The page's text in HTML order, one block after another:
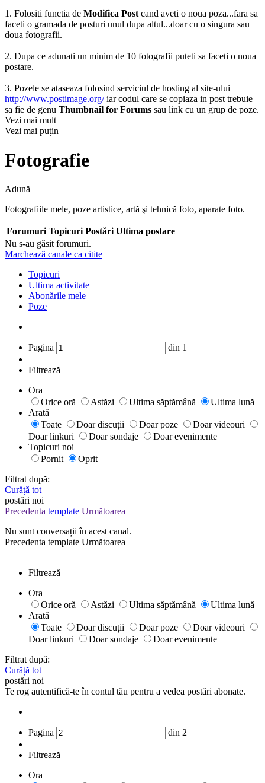
1. Folositi functia de Modifica Post cand aveti o noua poza...fara sa
faceti o gramada de posturi unul dupa altul...doar cu o singura sau
doua fotografii.
2. Dupa ce adunati un minim de 10 fotografii puteti sa faceti o noua
postare.
3. Pozele se ataseaza folosind serviciul de hosting al site-ului
http://www.postimage.org/iar codul care se copiaza in post trebuie
sa fie de genu Thumbnail for Forums sau link cu un grup de poze.
Vezi mai mult
Vezi mai puțin
Fotografie
Adună
Fotografiile mele, poze artistice, artă şi tehnică foto, aparate foto.
Forumuri Topicuri Postări Ultima postare
Nu s-au găsit forumuri.
Marchează canale ca citite
Topicuri
Ultima activitate
Abonările mele
Poze
Pagina din 1
Filtrează
Ora
Orice oră
Astăzi Ultima săptămână
Ultima lună
Arată
Toate
Doar discuții Doar poze
Doar videouri
Doar linkuri
Doar sondaje
Doar evenimente
Topicuri noi
Pornit
Oprit
Filtrat după:
Curăță tot
postări noi
Precedenta template Următoarea
Nu sunt conversații în acest canal.
Precedenta template Următoarea
Filtrează
Ora
Orice oră
Astăzi Ultima săptămână
Ultima lună
Arată
Toate
Doar discuții Doar poze
Doar videouri
Doar linkuri
Doar sondaje
Doar evenimente
Filtrat după:
Curăță tot
postări noi
Te rog autentifică-te în contul tău pentru a vedea postări abonate.
Pagina din 2
Filtrează
Ora